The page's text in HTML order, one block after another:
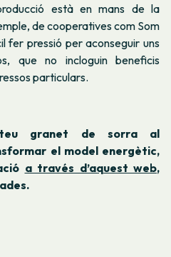
està en mans de la
de cooperatives com Som
fer pressió per aconseguir uns
que no incloguin beneficis
particulars.
granet de sorra al
el model energètic,
a través d’aquest web,